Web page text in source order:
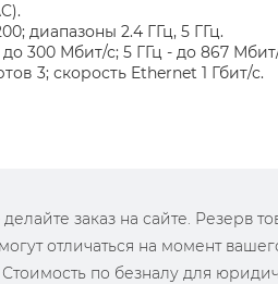
диапазоны 2.4 ГГц, 5 ГГц.
300 Мбит/с; 5 ГГц - до 867
3; скорость Ethernet 1 Гбит/с.
заказ на сайте. Резерв
отличаться на момент
по безналу для